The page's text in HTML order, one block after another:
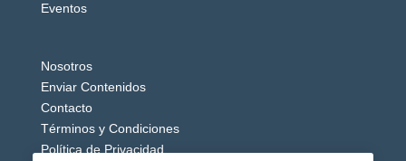
Eventos
Nosotros
Enviar Contenidos
Contacto
Términos y Condiciones
Política de Privacidad